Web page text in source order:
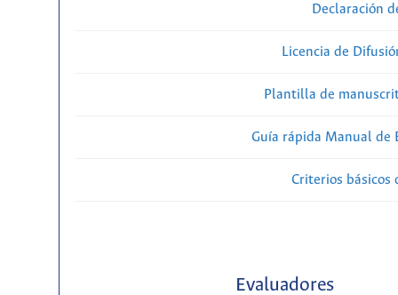
Declaración
Licencia de
Plantilla de
Guía rápida Manual de
Criterios básicos
Evaluadores